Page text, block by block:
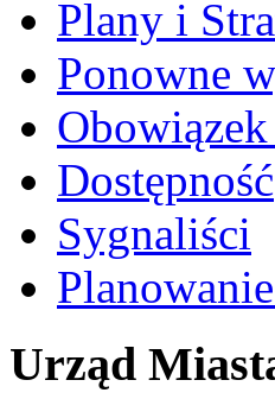
Plany i
Ponowne
Dostępność
Sygnaliści
Urząd